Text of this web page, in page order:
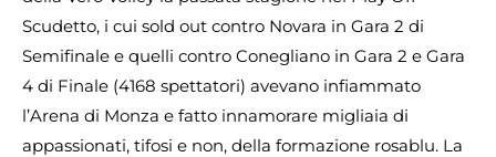
Scudetto, i cui sold out contro Novara in Gara 2 di
Semifinale e quelli contro Conegliano in Gara 2 e Gara
4 di Finale (4168 spettatori) avevano infiammato
l’Arena di Monza e fatto innamorare migliaia di
appassionati, tifosi e non, della formazione rosablu. La